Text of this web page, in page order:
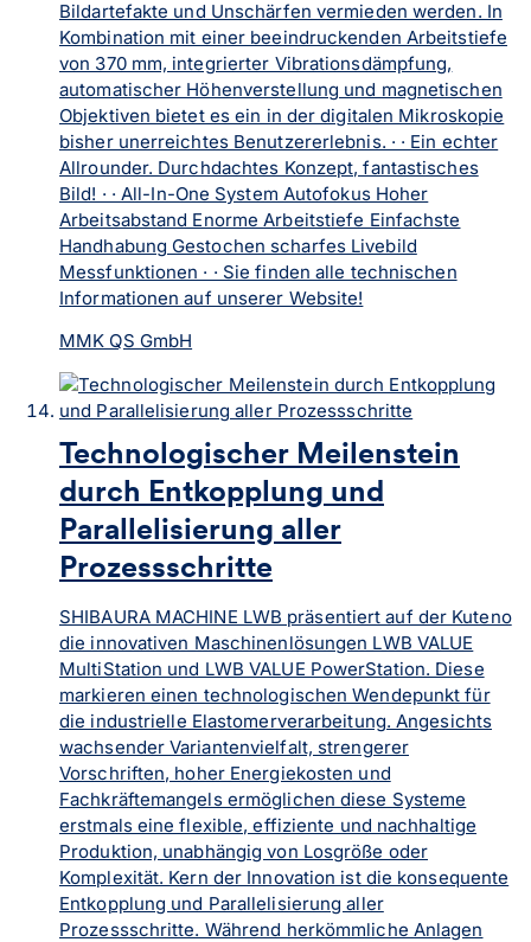
Bildartefakte und Unschärfen vermieden werden. In
Kombination mit einer beeindruckenden Arbeitstiefe
von 370 mm, integrierter Vibrationsdämpfung,
automatischer Höhenverstellung und magnetischen
Objektiven bietet es ein in der digitalen Mikroskopie
bisher unerreichtes Benutzererlebnis. · · Ein echter
Allrounder. Durchdachtes Konzept, fantastisches
Bild! · · All-In-One System Autofokus Hoher
Arbeitsabstand Enorme Arbeitstiefe Einfachste
Handhabung Gestochen scharfes Livebild
Messfunktionen · · Sie finden alle technischen
Informationen auf unserer Website!
MMK QS GmbH
Technologischer Meilenstein
durch Entkopplung und
Parallelisierung aller
Prozessschritte
SHIBAURA MACHINE LWB präsentiert auf der Kuteno
die innovativen Maschinenlösungen LWB VALUE
MultiStation und LWB VALUE PowerStation. Diese
markieren einen technologischen Wendepunkt für
die industrielle Elastomerverarbeitung. Angesichts
wachsender Variantenvielfalt, strengerer
Vorschriften, hoher Energiekosten und
Fachkräftemangels ermöglichen diese Systeme
erstmals eine flexible, effiziente und nachhaltige
Produktion, unabhängig von Losgröße oder
Komplexität. Kern der Innovation ist die konsequente
Entkopplung und Parallelisierung aller
Prozessschritte. Während herkömmliche Anlagen